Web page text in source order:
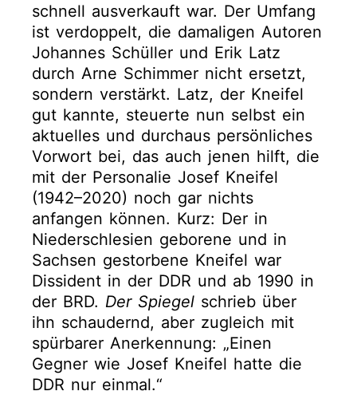
schnell ausverkauft war. Der Umfang
ist verdoppelt, die damaligen Autoren
Johannes Schüller und Erik Latz
durch Arne Schimmer nicht ersetzt,
sondern verstärkt. Latz, der Kneifel
gut kannte, steuerte nun selbst ein
aktuelles und durchaus persönliches
Vorwort bei, das auch jenen hilft, die
mit der Personalie Josef Kneifel
(1942–2020) noch gar nichts
anfangen können. Kurz: Der in
Niederschlesien geborene und in
Sachsen gestorbene Kneifel war
Dissident in der DDR und ab 1990 in
der BRD. Der Spiegel schrieb über
ihn schaudernd, aber zugleich mit
spürbarer Anerkennung: „Einen
Gegner wie Josef Kneifel hatte die
DDR nur einmal.“